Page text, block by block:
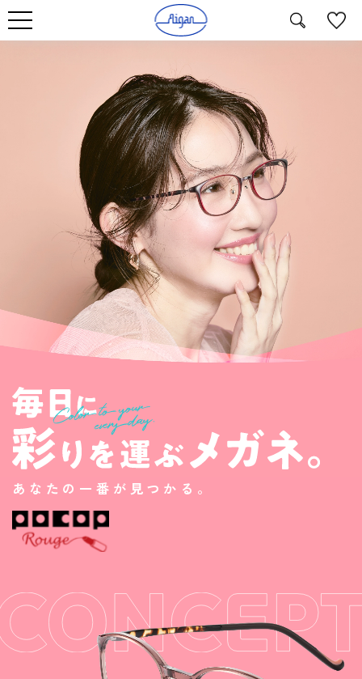
あなたの一番が見つかる。